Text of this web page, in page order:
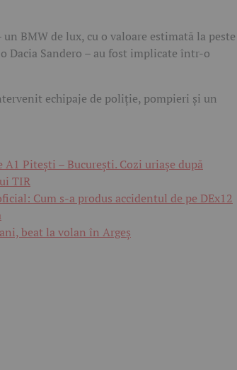
BMW de lux, cu o valoare estimată la peste
Dacia Sandero – au fost implicate într-o
echipaje de poliție, pompieri și un
A1 Pitești – București. Cozi uriașe după
TIR
Cum s-a produs accidentul de pe DEx12
beat la volan în Argeș